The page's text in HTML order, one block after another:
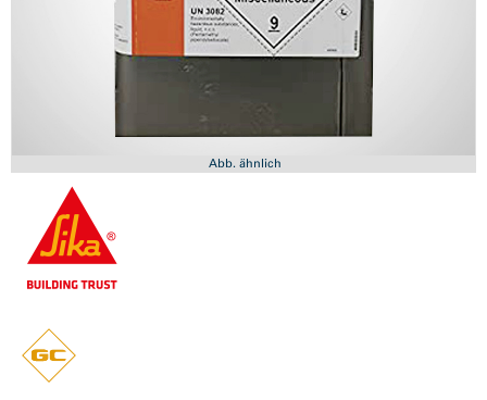
Abb. ähnlich